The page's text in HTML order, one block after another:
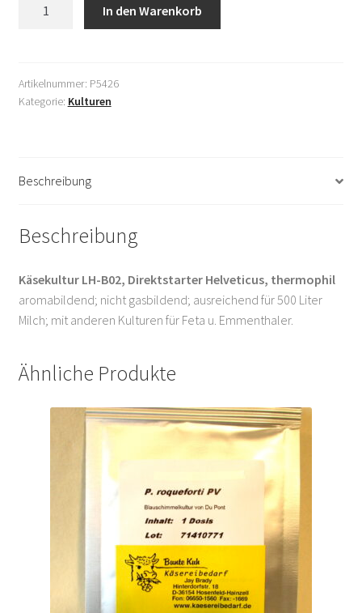
Shop
Datenschutzerklärung
Versandkosten
Widerrufsbelehrung
In den Warenkorb
Artikelnummer: P5426
Kategorie: Kulturen
Beschreibung
Beschreibung
Käsekultur LH-B02, Direktstarter Helveticus, thermophil
aromabildend; nicht gasbildend; ausreichend für 500 Liter
Milch; mit anderen Kulturen für Feta u. Emmenthaler.
Ähnliche Produkte